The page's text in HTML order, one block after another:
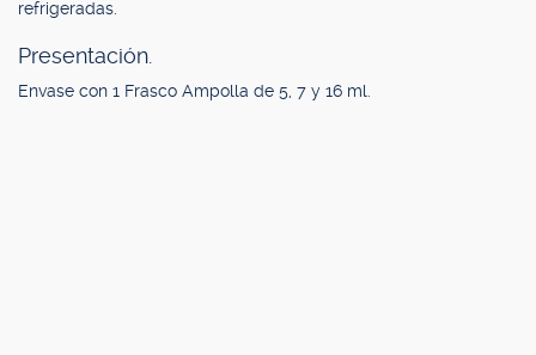
refrigeradas.
Presentación.
Envase con 1 Frasco Ampolla de 5, 7 y 16 ml.